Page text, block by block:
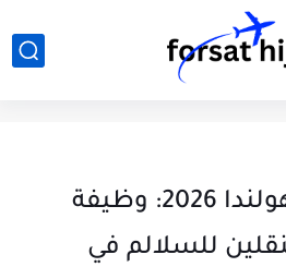
فرصة عمل في هولندا 2026: وظيفة
للسلالم في